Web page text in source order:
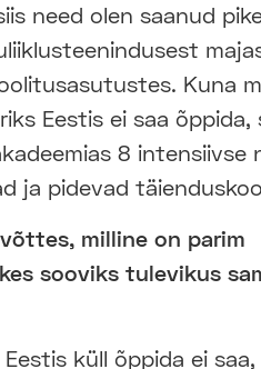
need olen saanud
Kuna
Eestis ei saa õppida,
8 intensiivse
ja pidevad
milline on parim
sooviks tulevikus
küll õppida ei